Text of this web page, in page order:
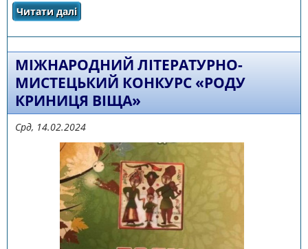
Читати далі
МІЖНАРОДНИЙ ЛІТЕРАТУРНО-
МИСТЕЦЬКИЙ КОНКУРС «РОДУ
КРИНИЦЯ ВІЩА»
Срд, 14.02.2024